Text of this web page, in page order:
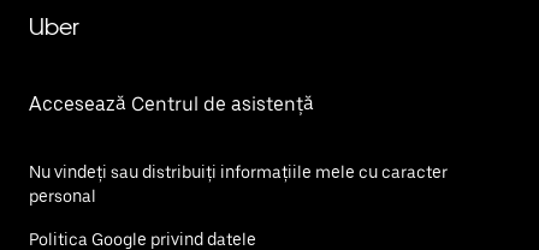
Uber
Accesează Centrul de asistență
Nu vindeți sau distribuiți informațiile mele cu caracter
personal
Politica Google privind datele